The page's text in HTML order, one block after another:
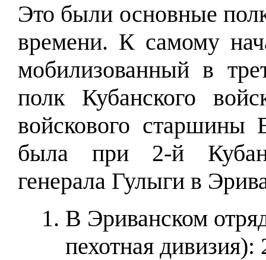
Это были основные
времени. К самому
мобилизованный в
полк Кубанского
войскового старшины
была при 2-й
генерала Гулыги в
В Эриванском
пехотная дивизия):